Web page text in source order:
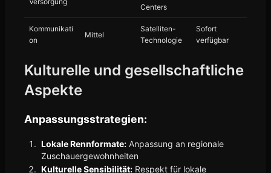
Centers
Kommunikati
on
Mittel
Satelliten-
Technologie
Sofort
verfügbar
Kulturelle und gesellschaftliche
Aspekte
Anpassungsstrategien:
Lokale Rennformate: Anpassung an regionale
Zuschauergewohnheiten
Kulturelle Sensibilität: Respekt für lokale